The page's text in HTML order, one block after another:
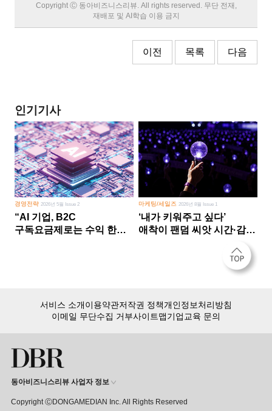
Copyright Ⓒ 동아비즈니스리뷰. All rights reserved. 무단 전재,
재배포 및 AI학습 이용 금지
이전 목록 다음
인기기사
경영전략 2026년 5월 Issue 2
“AI 기업, B2C
구독요금제로는 수익 한계
마케팅/세일즈 2026년 8월 Issue 1
‘내가 키워주고 싶다’
애착이 팬덤 씨앗 시간·감정
서비스 소개이용약관저작권 정책개인정보처리방침
이메일 무단수집 거부사이트맵기업교육 문의
동아비즈니스리뷰 사업자 정보
Copyright ⒸDONGAMEDIAN Inc. All Rights Reserved